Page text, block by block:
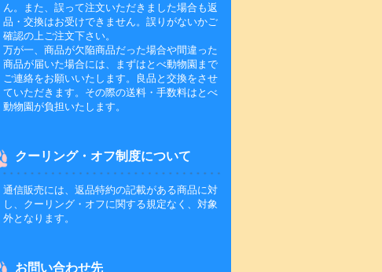
ん。また、誤って注文いただきました場合も返
品・交換はお受けできません。誤りがないかご
確認の上ご注文下さい。
万が一、商品が欠陥商品だった場合や間違った
商品が届いた場合には、まずはとべ動物園まで
ご連絡をお願いいたします。良品と交換をさせ
ていただきます。その際の送料・手数料はとべ
動物園が負担いたします。
クーリング・オフ制度について
通信販売には、返品特約の記載がある商品に対
し、クーリング・オフに関する規定なく、対象
外となります。
お問い合わせ先